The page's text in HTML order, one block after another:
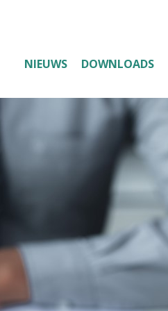
NIEUWS DOWNLOADS